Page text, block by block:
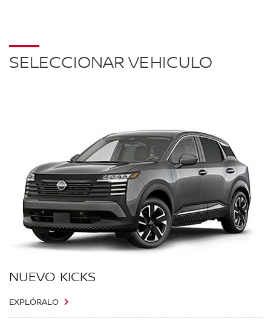
SELECCIONAR VEHICULO
NUEVO KICKS
EXPLÓRALO